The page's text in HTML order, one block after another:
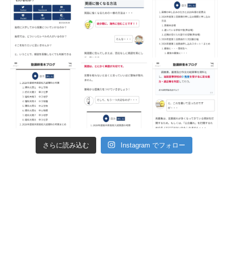
さらに読み込む Instagram でフォロー